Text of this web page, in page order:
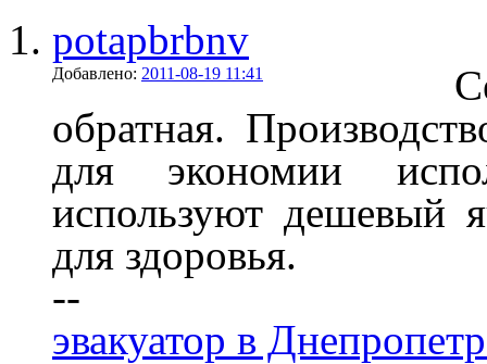
potapbrbnv
Добавлено: 2011-08-19 11:41
обратная.
для экономии
используют дешевый
для здоровья.
--
эвакуатор в